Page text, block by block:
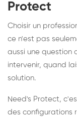
Protect
Choisir un
ce n'est pas
aussi une question
intervenir, quand
solution.
Need's Protect,
des configurations